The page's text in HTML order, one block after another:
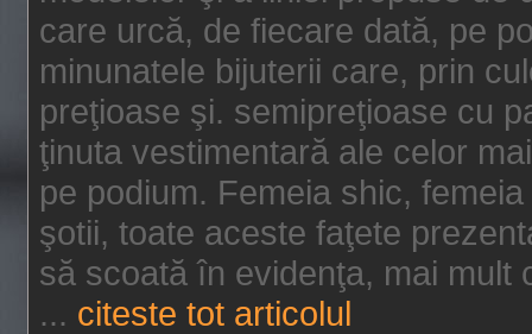
care urcă, de fiecare dată, pe
minunatele bijuterii care, prin
preţioase şi. semipreţioase cu
ţinuta vestimentară ale celor
pe podium. Femeia shic,
şotii, toate aceste faţete
să scoată în evidenţa, mai mult
... citeste tot articolul